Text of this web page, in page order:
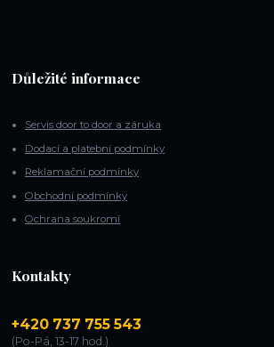
Důležité informace
Servis door to door a záruka
Dodací a platební podmínky
Reklamační podmínky
Obchodní podmínky
Ochrana soukromí
Kontakty
+420 737 755 543
(Po-Pá, 13-17 hod.)